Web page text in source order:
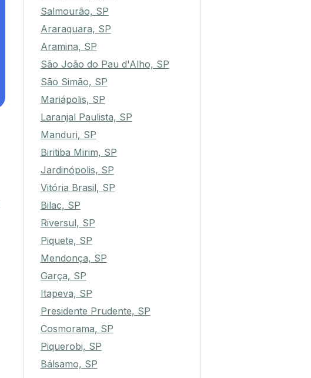
Salmourão, SP
Araraquara, SP
Aramina, SP
São João do Pau d'Alho, SP
São Simão, SP
Mariápolis, SP
Laranjal Paulista, SP
Manduri, SP
Biritiba Mirim, SP
Jardinópolis, SP
Vitória Brasil, SP
Bilac, SP
Riversul, SP
Piquete, SP
Mendonça, SP
Garça, SP
Itapeva, SP
Presidente Prudente, SP
Cosmorama, SP
Piquerobi, SP
Bálsamo, SP